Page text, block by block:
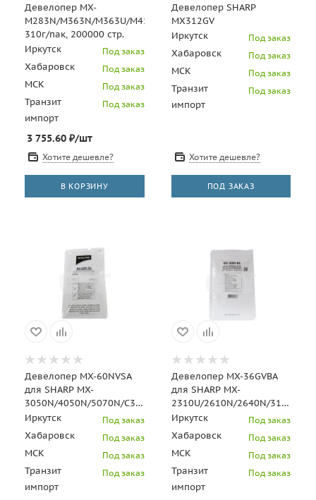
Девелопер MX-
M283N/M363N/M363U/M453N/M453U/M503N/M503U,
310г/пак, 200000 стр.
Иркутск
Под заказ
Хабаровск Под заказ
МСК Под заказ
Транзит
импорт
Под заказ
3 755.60 ₽/шт
Хотите дешевле?
В КОРЗИНУ
Девелопер SHARP
MX312GV
Иркутск
Под заказ
Хабаровск Под заказ
МСК Под заказ
Транзит
импорт
Под заказ
Хотите дешевле?
ПОД ЗАКАЗ
Девелопер MX-60NVSA
для SHARP MX-
3050N/4050N/5070N/C3081R/C5081D
(CET) CMY, 600г, 400000
стр., CET17
Иркутск Под заказ
Хабаровск Под заказ
МСК Под заказ
Транзит
импорт
Под заказ
Девелопер MX-36GVBA
для SHARP MX-
2310U/2610N/2640N/3115N/
(CET) Black, 195г, 100000
стр., CET17
Иркутск Под заказ
Хабаровск Под заказ
МСК Под заказ
Транзит
импорт
Под заказ